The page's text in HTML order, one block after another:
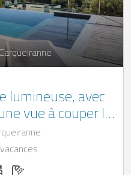
lumineuse, avec
vue à couper le
dans le Sud de
pour les enfants
(max): 6
Nombre de chambres: 3
Nombre de salles de bain: 2